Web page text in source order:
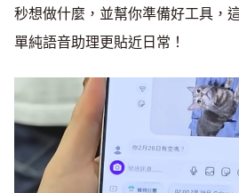
秒想做什麼，並幫你準備好工具，
單純語音助理更貼近日常！